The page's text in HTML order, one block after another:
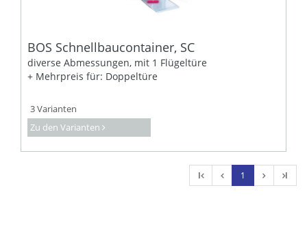
BOS Schnellbaucontainer, SC
diverse Abmessungen, mit 1 Flügeltüre
+ Mehrpreis für: Doppeltüre
3 Varianten
Zu den Varianten
l 1 l